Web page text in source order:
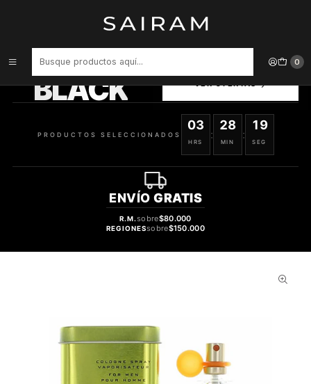
0
Perfume Curve Varon Edt 125 ml
BLACK
SELECCIONADOS
PRODUCTOS SELECCIONADOS
03
HRS
:
28
MIN
:
18
SEG
ENVÍO GRATIS
R.M.sobre$80.000
REGIONESsobre$150.000